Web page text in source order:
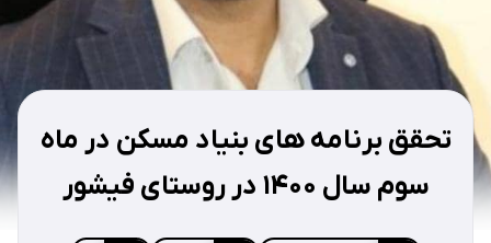
تحقق برنامه های بنیاد مسکن در ماه
سوم سال ۱۴۰۰ در روستای فیشور